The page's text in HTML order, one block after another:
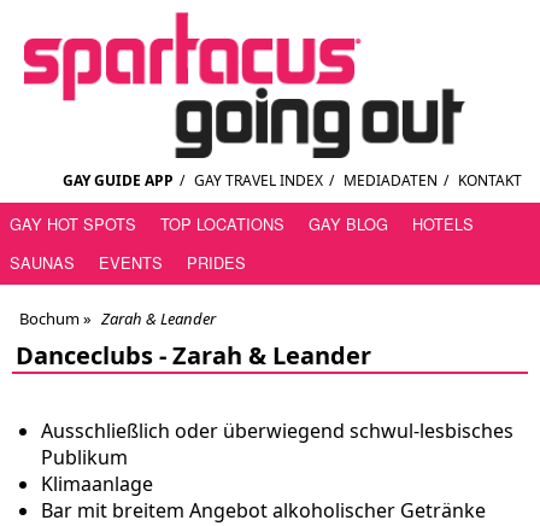
GAY GUIDE APP / GAY TRAVEL INDEX / MEDIADATEN / KONTAKT
GAY HOT SPOTS TOP LOCATIONS GAY BLOG
HOTELS
SAUNAS
EVENTS PRIDES
Bochum» Zarah & Leander
Danceclubs -Zarah & Leander
Ausschließlich oder überwiegend schwul-lesbisches
Publikum
Klimaanlage
Bar mit breitem Angebot alkoholischer Getränke